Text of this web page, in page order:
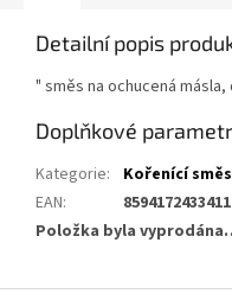
Detailní popis
" směs na ochucená
Doplňkové
Kategorie:
Kořenící
EAN:
8594172433411
Položka byla